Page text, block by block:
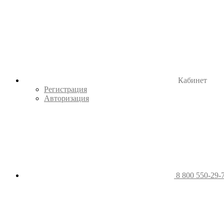
Кабинет
Регистрация
Авторизация
8 800 550-29-